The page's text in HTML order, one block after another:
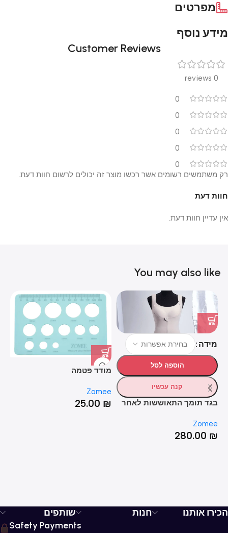
מפרטים
מידע נוסף
Customer Reviews
0 reviews
0
0
0
0
0
חוות דעת
אין עדיין חוות דעת.
רק משתמשים רשומים אשר רכשו מוצר זה יכולים לרשום חוות דעת.
You may also like
מידה
הוספה לסל
קנה עכשיו
בגד תומך התאוששות לאחר
טבעית)
Zomee
280.00 ₪
מודד פטמה
Zomee
25.00 ₪
הכירו אותנו חנות
שותפים
Safety Payments